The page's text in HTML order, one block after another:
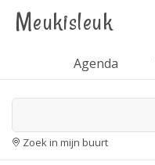
Meukisleuk
Agenda
Zoek in mijn buurt